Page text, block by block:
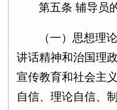
第五条 辅导员
（一）思想理
讲话精神和治国理
宣传教育和社会主
自信、理论自信、